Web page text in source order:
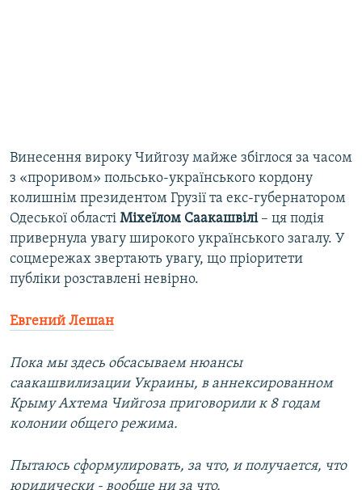
Винесення вироку Чийгозу майже збіглося за часом
з «проривом» польсько-українського кордону
колишнім президентом Грузії та екс-губернатором
Одеської області Міхеїлом Саакашвілі – ця подія
привернула увагу широкого українського загалу. У
соцмережах звертають увагу, що пріоритети
публіки розставлені невірно.
Евгений Лешан
Пока мы здесь обсасываем нюансы
саакашвилизации Украины, в аннексированном
Крыму Ахтема Чийгоза приговорили к 8 годам
колонии общего режима.
Пытаюсь сформулировать, за что, и получается, что
юридически - вообще ни за что.